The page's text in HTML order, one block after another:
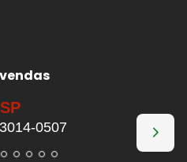
SP
0507